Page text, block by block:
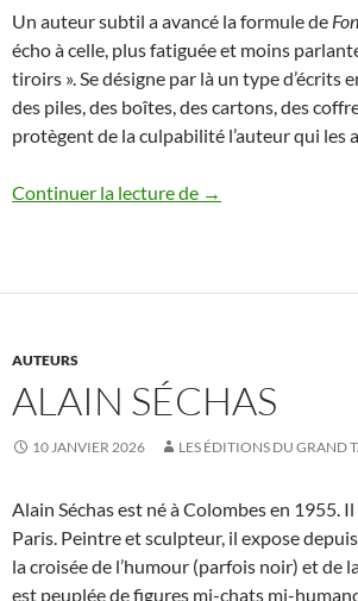
Un auteur subtil a avancé la formule de
écho à celle, plus fatiguée et moins
tiroirs ». Se désigne par là un type d’écrits
des piles, des boîtes, des cartons, des
protègent de la culpabilité l’auteur qui les
Continuer la lecture de Christian
→
AUTEURS
ALAIN SÉCHAS
10 JANVIER 2026 LES ÉDITIONS DU GRAND
Alain Séchas est né à Colombes en 1955.
Paris. Peintre et sculpteur, il expose
la croisée de l’humour (parfois noir) et de
est peuplée de figures mi-chats mi-